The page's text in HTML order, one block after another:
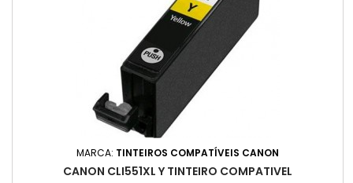
MARCA: TINTEIROS COMPATÍVEIS CANON
CANON CLI551XL Y TINTEIRO COMPATIVEL